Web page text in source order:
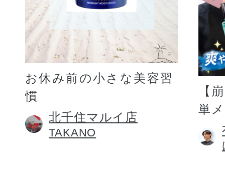
お休み前の小さな美容習
慣
北千住マルイ店
TAKANO
【
単